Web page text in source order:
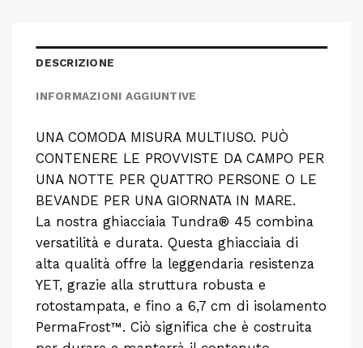
DESCRIZIONE
INFORMAZIONI AGGIUNTIVE
UNA COMODA MISURA MULTIUSO. PUÒ
CONTENERE LE PROVVISTE DA CAMPO PER
UNA NOTTE PER QUATTRO PERSONE O LE
BEVANDE PER UNA GIORNATA IN MARE.
La nostra ghiacciaia Tundra® 45 combina
versatilità e durata. Questa ghiacciaia di
alta qualità offre la leggendaria resistenza
YET, grazie alla struttura robusta e
rotostampata, e fino a 6,7 cm di isolamento
PermaFrost™. Ciò significa che è costruita